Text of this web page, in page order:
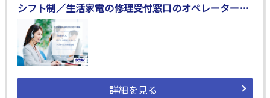
シフト制／生活家電の修理受付窓口のオペレーター業務／松江市
詳細を見る